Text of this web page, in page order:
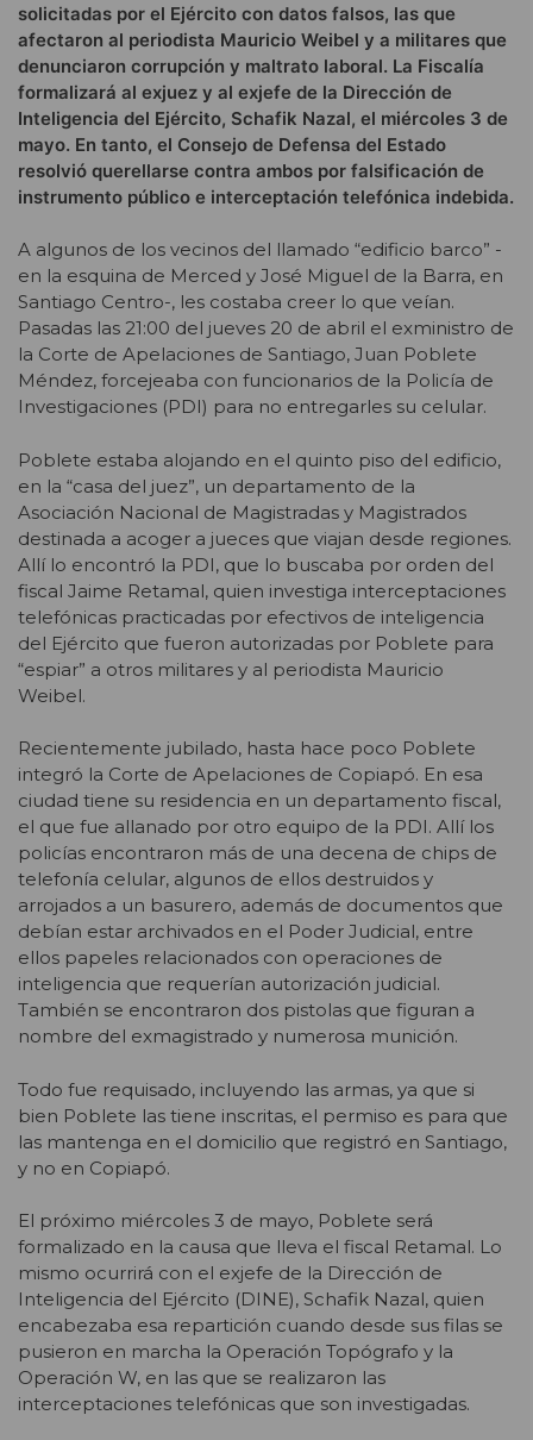
solicitadas por el Ejército con datos falsos, las que
afectaron al periodista Mauricio Weibel y a militares que
denunciaron corrupción y maltrato laboral. La Fiscalía
formalizará al exjuez y al exjefe de la Dirección de
Inteligencia del Ejército, Schafik Nazal, el miércoles 3 de
mayo. En tanto, el Consejo de Defensa del Estado
resolvió querellarse contra ambos por falsificación de
instrumento público e interceptación telefónica indebida.
A algunos de los vecinos del llamado “edificio barco” -
en la esquina de Merced y José Miguel de la Barra, en
Santiago Centro-, les costaba creer lo que veían.
Pasadas las 21:00 del jueves 20 de abril el exministro de
la Corte de Apelaciones de Santiago, Juan Poblete
Méndez, forcejeaba con funcionarios de la Policía de
Investigaciones (PDI) para no entregarles su celular.
Poblete estaba alojando en el quinto piso del edificio,
en la “casa del juez”, un departamento de la
Asociación Nacional de Magistradas y Magistrados
destinada a acoger a jueces que viajan desde regiones.
Allí lo encontró la PDI, que lo buscaba por orden del
fiscal Jaime Retamal, quien investiga interceptaciones
telefónicas practicadas por efectivos de inteligencia
del Ejército que fueron autorizadas por Poblete para
“espiar” a otros militares y al periodista Mauricio
Weibel.
Recientemente jubilado, hasta hace poco Poblete
integró la Corte de Apelaciones de Copiapó. En esa
ciudad tiene su residencia en un departamento fiscal,
el que fue allanado por otro equipo de la PDI. Allí los
policías encontraron más de una decena de chips de
telefonía celular, algunos de ellos destruidos y
arrojados a un basurero, además de documentos que
debían estar archivados en el Poder Judicial, entre
ellos papeles relacionados con operaciones de
inteligencia que requerían autorización judicial.
También se encontraron dos pistolas que figuran a
nombre del exmagistrado y numerosa munición.
Todo fue requisado, incluyendo las armas, ya que si
bien Poblete las tiene inscritas, el permiso es para que
las mantenga en el domicilio que registró en Santiago,
y no en Copiapó.
El próximo miércoles 3 de mayo, Poblete será
formalizado en la causa que lleva el fiscal Retamal. Lo
mismo ocurrirá con el exjefe de la Dirección de
Inteligencia del Ejército (DINE), Schafik Nazal, quien
encabezaba esa repartición cuando desde sus filas se
pusieron en marcha la Operación Topógrafo y la
Operación W, en las que se realizaron las
interceptaciones telefónicas que son investigadas.